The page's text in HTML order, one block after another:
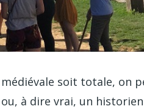
médiévale soit totale, on
à dire vrai, un